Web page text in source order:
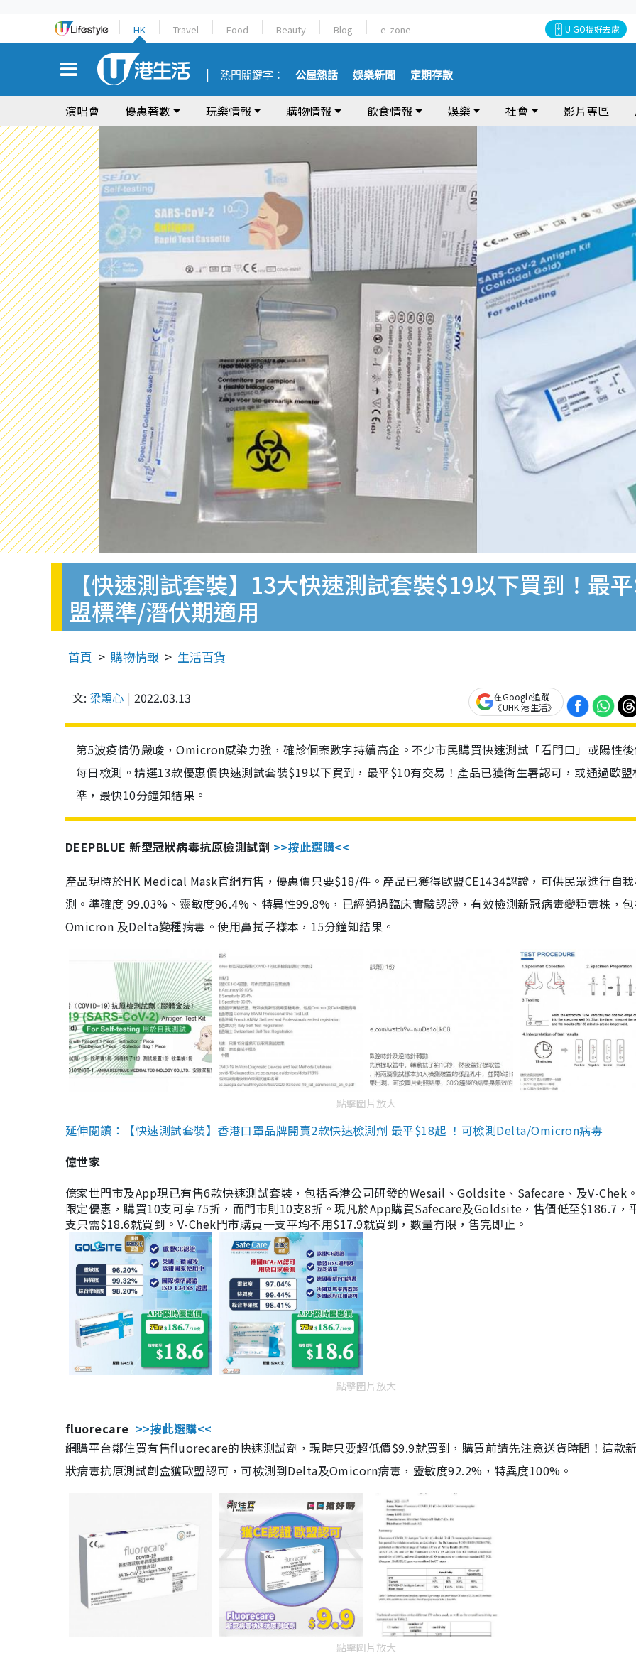
HK Travel Food Beauty Blog e-zone U GO搵好去處
熱門關鍵字： 公屋熱話 娛樂新聞 定期存款
演唱會 優惠著數 玩樂情報 購物情報 飲食情報 娛樂 社會 影片專區
【快速測試套裝】13大快速測試套裝$19以下買到！最
盟標準/潛伏期適用
首頁 購物情報 生活百貨
文: 梁穎心 2022.03.13
在Google追蹤
《UHK 港生活》
第5波疫情仍嚴峻，Omicron感染力強，確診個案數字持續高企。不少市民購買快速測試「看門口」或陽性
每日檢測。精選13款優惠價快速測試套裝$19以下買到，最平$10有交易！產品已獲衛生署認可，或通過歐盟
準，最快10分鐘知結果。
DEEPBLUE 新型冠狀病毒抗原檢測試劑 >>按此選購<<
產品現時於HK Medical Mask官網有售，優惠價只要$18/件。產品已獲得歐盟CE1434認證，可供民眾進行自
測。準確度 99.03%、靈敏度96.4%、特異性99.8%，已經通過臨床實驗認證，有效檢測新冠病毒變種毒株，
Omicron 及Delta變種病毒。使用鼻拭子樣本，15分鐘知結果。
點擊圖片放大
延伸閱讀：【快速測試套裝】香港口罩品牌開賣2款快速檢測劑 最平$18起 ！可檢測Delta/Omicron病毒
億世家
億家世門市及App現已有售6款快速測試套裝，包括香港公司研發的Wesail、Goldsite、Safecare、及V-Chek
限定優惠，購買10支可享75折，而門市則10支8折。現凡於App購買Safecare及Goldsite，售價低至$186.7，
支只需$18.6就買到。V-Chek門市購買一支平均不用$17.9就買到，數量有限，售完即止。
點擊圖片放大
fluorecare >>按此選購<<
網購平台鄰住買有售fluorecare的快速測試劑，現時只要超低價$9.9就買到，購買前請先注意送貨時間！這款
狀病毒抗原測試劑盒獲歐盟認可，可檢測到Delta及Omicorn病毒，靈敏度92.2%，特異度100%。
點擊圖片放大